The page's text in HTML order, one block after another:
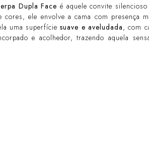
Dupla Face é aquele convite
ele envolve a cama com presença
uma superfíciesuave e aveludada, com
e acolhedor, trazendo aquela